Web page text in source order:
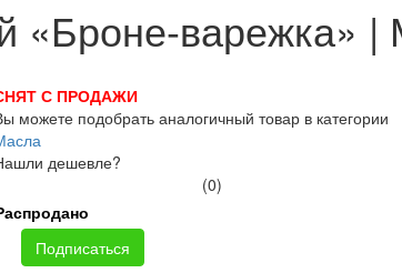
«Броне-варежка» |
С ПРОДАЖИ
можете подобрать аналогичный товар в категории
дешевле?
(0)
Подписаться